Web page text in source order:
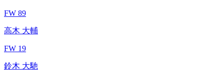
FW 89
高木 大輔
FW 19
鈴木 大馳